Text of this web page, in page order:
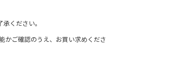
ください。
かご確認のうえ、お買い求めくださ